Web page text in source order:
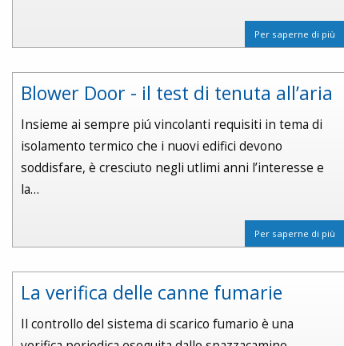
Per saperne di più
Blower Door - il test di tenuta all’aria
Insieme ai sempre piú vincolanti requisiti in tema di
isolamento termico che i nuovi edifici devono
soddisfare, è cresciuto negli utlimi anni l’interesse e
la…
Per saperne di più
La verifica delle canne fumarie
Il controllo del sistema di scarico fumario è una